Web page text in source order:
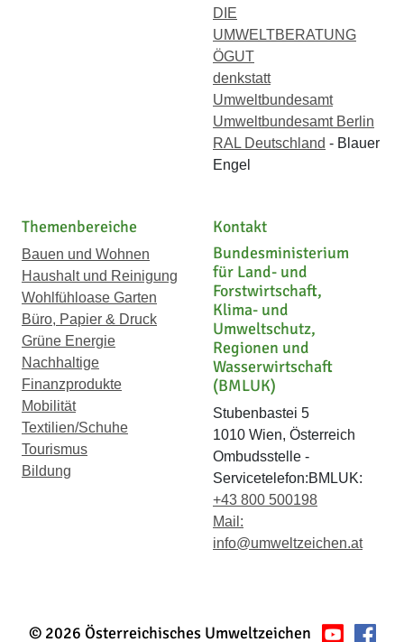
DIE
UMWELTBERATUNG
ÖGUT
denkstatt
Umweltbundesamt
Umweltbundesamt Berlin
RAL Deutschland - Blauer
Engel
Themenbereiche
Bauen und Wohnen
Haushalt und Reinigung
Wohlfühloase Garten
Büro, Papier & Druck
Grüne Energie
Nachhaltige
Finanzprodukte
Mobilität
Textilien/Schuhe
Tourismus
Bildung
Kontakt
Bundesministerium
für Land- und
Forstwirtschaft,
Klima- und
Umweltschutz,
Regionen und
Wasserwirtschaft
(BMLUK)
Stubenbastei 5
1010 Wien, Österreich
Ombudsstelle -
Servicetelefon:BMLUK:
+43 800 500198
Mail:
info@umweltzeichen.at
© 2026 Österreichisches Umweltzeichen